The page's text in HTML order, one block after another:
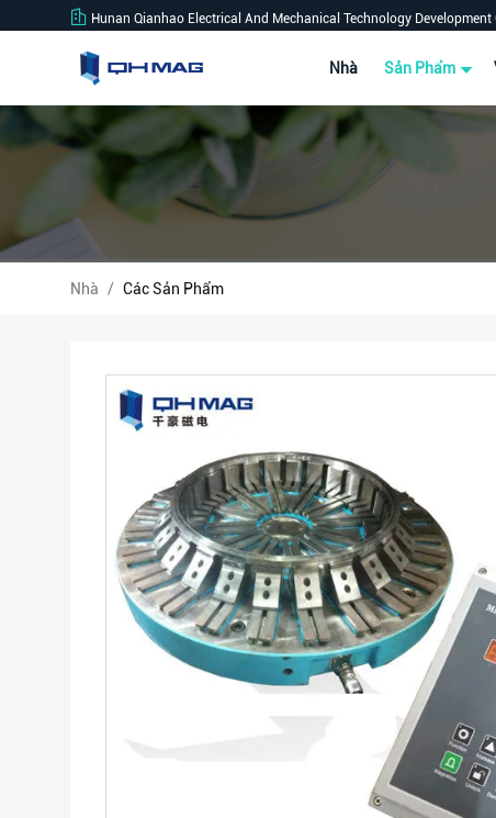
Hunan Qianhao Electrical And Mechanical Technology Development
Nhà Sản Phẩm
Nhà / Các Sản Phẩm